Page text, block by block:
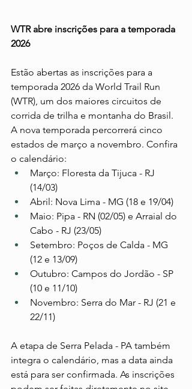
WTR abre inscrições para a temporada
2026
Estão abertas as inscrições para a
temporada 2026 da World Trail Run
(WTR), um dos maiores circuitos de
corrida de trilha e montanha do Brasil.
A nova temporada percorrerá cinco
estados de março a novembro. Confira
o calendário:
Março: Floresta da Tijuca - RJ
(14/03)
Abril: Nova Lima - MG (18 e 19/04)
Maio: Pipa - RN (02/05) e Arraial do
Cabo - RJ (23/05)
Setembro: Poços de Calda - MG
(12 e 13/09)
Outubro: Campos do Jordão - SP
(10 e 11/10)
Novembro: Serra do Mar - RJ (21 e
22/11)
A etapa de Serra Pelada - PA também
integra o calendário, mas a data ainda
está para ser confirmada. As inscrições